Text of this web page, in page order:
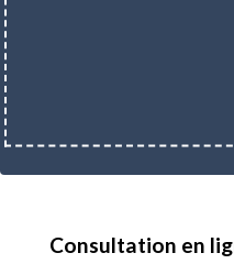
Consultation en